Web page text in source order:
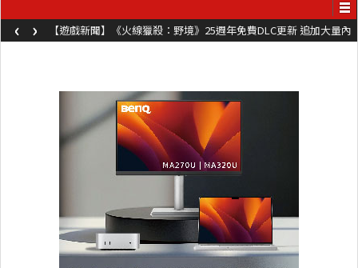
【遊戲新聞】《火線獵殺：野境》25週年免費DLC更新 追加大量內
容同時系舊作限時超平價折扣
‹ ›